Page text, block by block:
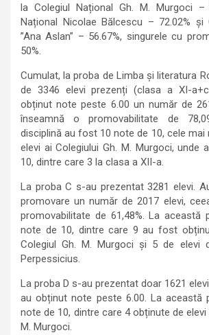
la Colegiul Național Gh. M. Murgoci –
Național Nicolae Bălcescu – 72.02% și
”Ana Aslan” – 56.67%, singurele cu
50%.
Cumulat, la proba de Limba și literatura
de 3346 elevi prezenți (clasa a XI-
obținut note peste 6.00 un număr de
înseamnă o promovabilitate de
disciplină au fost 10 note de 10, cele mai
elevi ai Colegiului Gh. M. Murgoci, unde
10, dintre care 3 la clasa a XII-a.
La proba C s-au prezentat 3281 elevi.
promovare un număr de 2017 elevi,
promovabilitate de 61,48%. La
note de 10, dintre care 9 au fost
Colegiul Gh. M. Murgoci și 5 de elevi
Perpessicius.
La proba D s-au prezentat doar 1621
au obținut note peste 6.00. La această
note de 10, dintre care 4 obținute de elevi
M. Murgoci.